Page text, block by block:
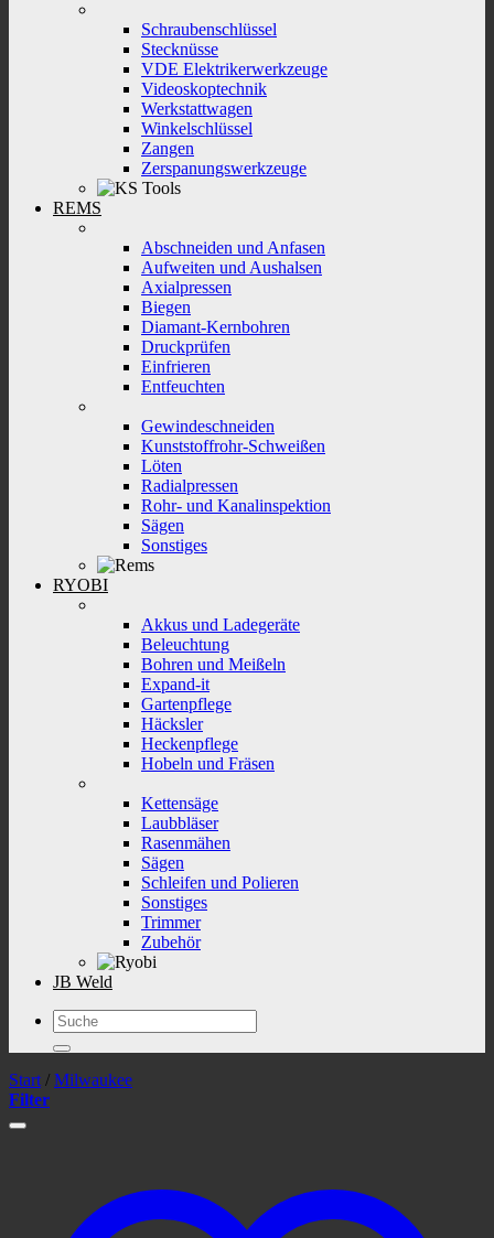
Schraubenschlüssel
Stecknüsse
VDE Elektrikerwerkzeuge
Videoskoptechnik
Werkstattwagen
Winkelschlüssel
Zangen
Zerspanungswerkzeuge
REMS
Abschneiden und Anfasen
Aufweiten und Aushalsen
Axialpressen
Biegen
Diamant-Kernbohren
Druckprüfen
Einfrieren
Entfeuchten
Gewindeschneiden
Kunststoffrohr-Schweißen
Löten
Radialpressen
Rohr- und Kanalinspektion
Sägen
Sonstiges
RYOBI
Akkus und Ladegeräte
Beleuchtung
Bohren und Meißeln
Expand-it
Gartenpflege
Häcksler
Heckenpflege
Hobeln und Fräsen
Kettensäge
Laubbläser
Rasenmähen
Sägen
Schleifen und Polieren
Sonstiges
Trimmer
Zubehör
JB Weld
Suchen
nach:
Start / Milwaukee
Filter